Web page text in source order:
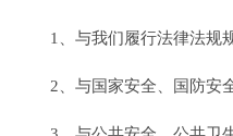
1、与我们履行法律法规
2、与国家安全、国防安